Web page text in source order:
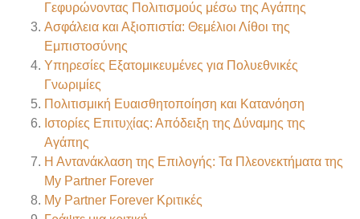
Γεφυρώνοντας Πολιτισμούς μέσω της Αγάπης
Ασφάλεια και Αξιοπιστία: Θεμέλιοι Λίθοι της
Εμπιστοσύνης
Υπηρεσίες Εξατομικευμένες για Πολυεθνικές
Γνωριμίες
Πολιτισμική Ευαισθητοποίηση και Κατανόηση
Ιστορίες Επιτυχίας: Απόδειξη της Δύναμης της
Αγάπης
Η Αντανάκλαση της Επιλογής: Τα Πλεονεκτήματα της
My Partner Forever
My Partner Forever Κριτικές